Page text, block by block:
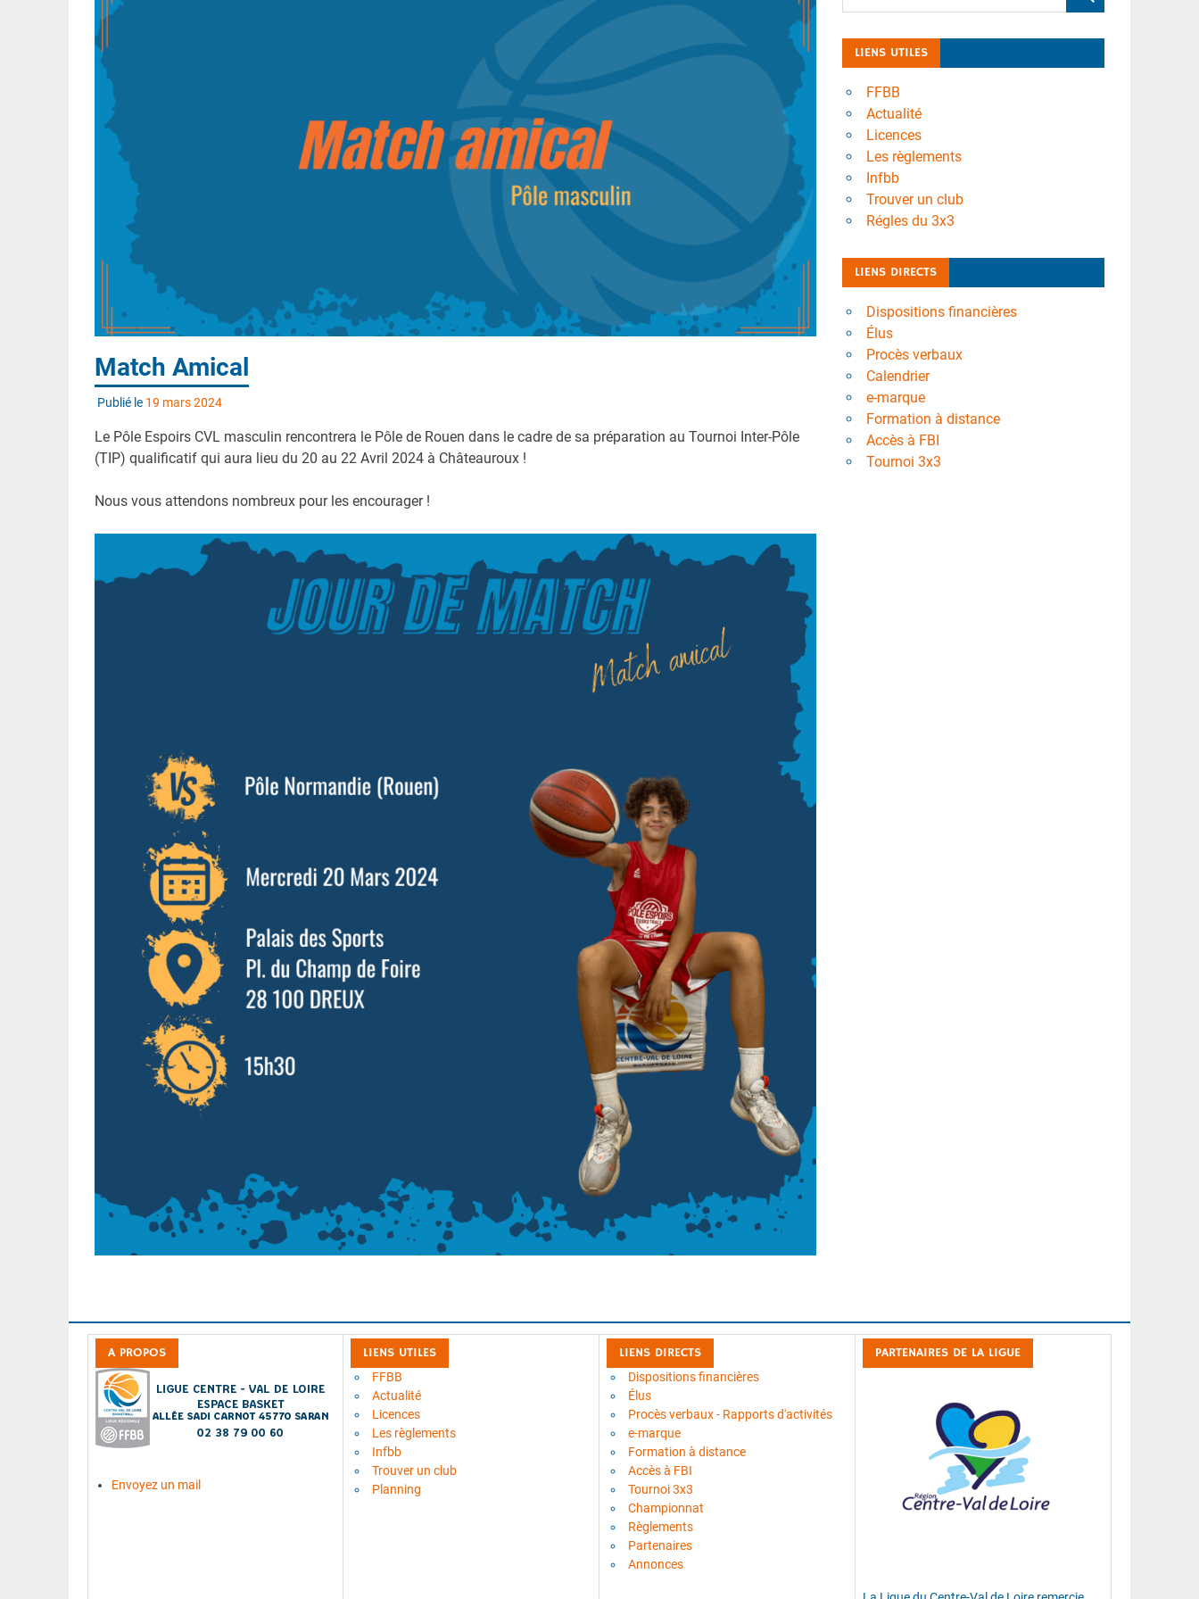
Match Amical
Publié le 19 mars 2024
Le Pôle Espoirs CVL masculin rencontrera le Pôle de Rouen dans le cadre de sa préparation au Tournoi Inter-Pôle
(TIP) qualificatif qui aura lieu du 20 au 22 Avril 2024 à Châteauroux !
Nous vous attendons nombreux pour les encourager !
LIENS UTILES
FFBB
Actualité
Licences
Les règlements
Infbb
Trouver un club
Régles du 3x3
LIENS DIRECTS
Dispositions financières
Élus
Procès verbaux
Calendrier
e-marque
Formation à distance
Accès à FBI
Tournoi 3x3
A PROPOS
Envoyez un mail
LIENS UTILES
FFBB
Actualité
Licences
Les règlements
Infbb
Trouver un club
Planning
LIENS DIRECTS
Dispositions financières
Élus
Procès verbaux - Rapports d'activités
e-marque
Formation à distance
Accès à FBI
Tournoi 3x3
Championnat
Règlements
Partenaires
Annonces
PARTENAIRES DE LA LIGUE